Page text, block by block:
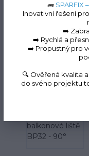
Roh k
🧱
Inovativní řešení
➡️
➡️ Rychlá a
➡️ Propustný pro
🔍 Ověřená kvalita
do svého projektu